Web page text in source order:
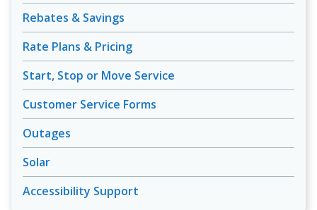
Rebates & Savings
Rate Plans & Pricing
Start, Stop or Move Service
Customer Service Forms
Outages
Solar
Accessibility Support